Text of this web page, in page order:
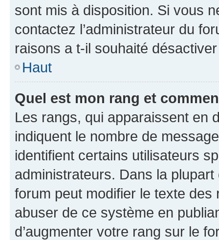
sont mis à disposition. Si vous
contactez l’administrateur du
raisons a t-il souhaité
Haut
Quel est mon rang et
Les rangs, qui apparaissent en
indiquent le nombre de
identifient certains utilisateurs
administrateurs. Dans la
forum peut modifier le texte
abuser de ce système en
d’augmenter votre rang sur le